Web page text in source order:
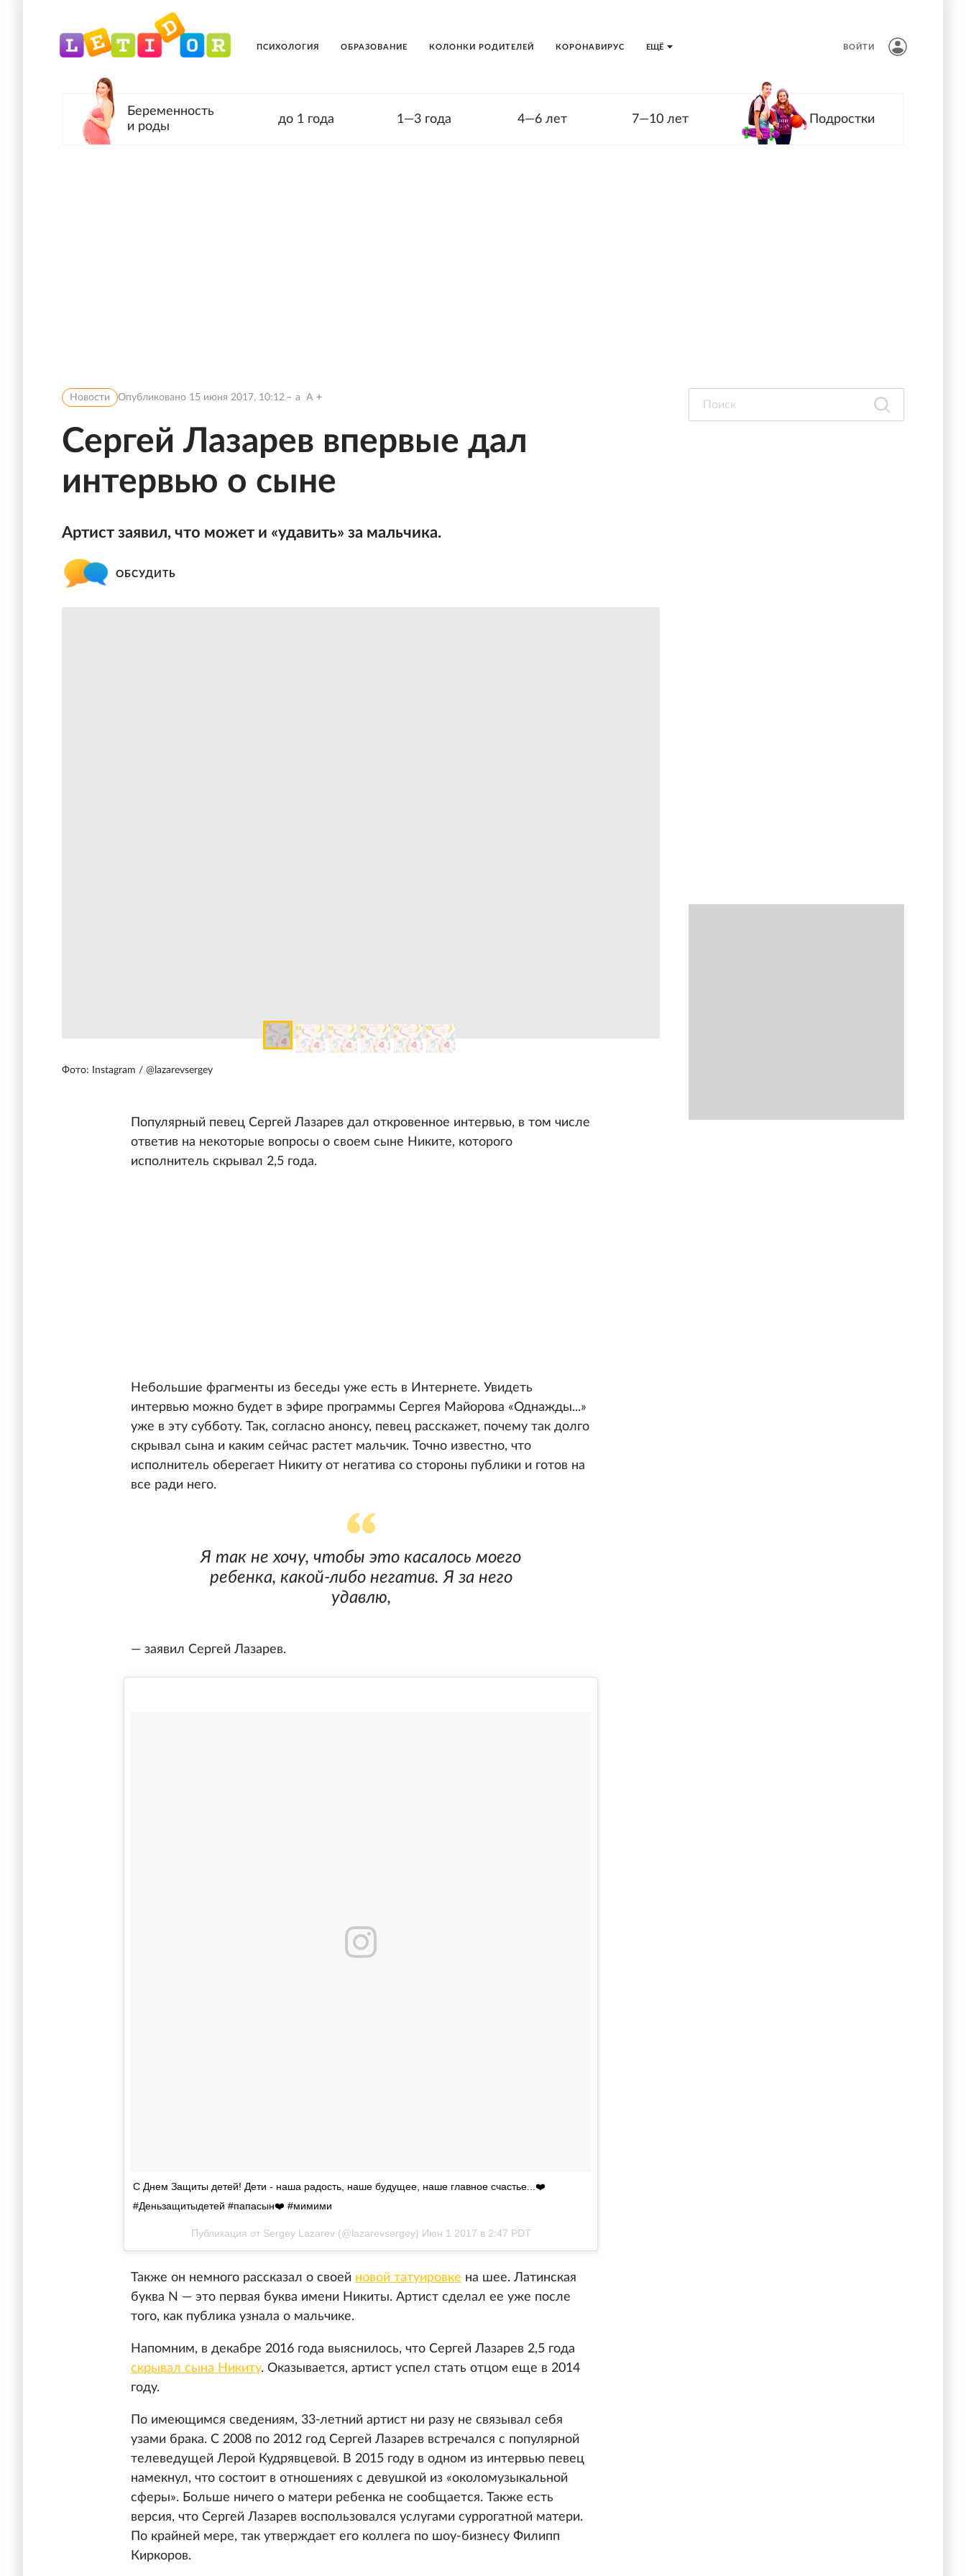
ЕЩЁ
ПСИХОЛОГИЯ ОБРАЗОВАНИЕ КОЛОНКИ РОДИТЕЛЕЙ КОРОНАВИРУС ВОЙТИ
Беременность
и роды
до 1 года 1—3 года 4—6 лет 7—10 лет Подростки
Новости Опубликовано 15 июня 2017, 10:12 a A
Сергей Лазарев впервые дал
интервью о сыне
Артист заявил, что может и «удавить» за мальчика.
ОБСУДИТЬ
Фото: Instagram / @lazarevsergey
Популярный певец Сергей Лазарев дал откровенное интервью, в том числе
ответив на некоторые вопросы о своем сыне Никите, которого
исполнитель скрывал 2,5 года.
Небольшие фрагменты из беседы уже есть в Интернете. Увидеть
интервью можно будет в эфире программы Сергея Майорова «Однажды...»
уже в эту субботу. Так, согласно анонсу, певец расскажет, почему так долго
скрывал сына и каким сейчас растет мальчик. Точно известно, что
исполнитель оберегает Никиту от негатива со стороны публики и готов на
все ради него.
Я так не хочу, чтобы это касалось моего
ребенка, какой-либо негатив. Я за него
удавлю,
— заявил Сергей Лазарев.
С Днем Защиты детей! Дети - наша радость, наше будущее, наше главное счастье...❤️
#Деньзащитыдетей #папасын❤️ #мимими
Публикация от Sergey Lazarev (@lazarevsergey) Июн 1 2017 в 2:47 PDT
Также он немного рассказал о своей новой татуировке на шее. Латинская
буква N — это первая буква имени Никиты. Артист сделал ее уже после
того, как публика узнала о мальчике.
Напомним, в декабре 2016 года выяснилось, что Сергей Лазарев 2,5 года
скрывал сына Никиту. Оказывается, артист успел стать отцом еще в 2014
году.
По имеющимся сведениям, 33-летний артист ни разу не связывал себя
узами брака. С 2008 по 2012 год Сергей Лазарев встречался с популярной
телеведущей Лерой Кудрявцевой. В 2015 году в одном из интервью певец
намекнул, что состоит в отношениях с девушкой из «околомузыкальной
сферы». Больше ничего о матери ребенка не сообщается. Также есть
версия, что Сергей Лазарев воспользовался услугами суррогатной матери.
По крайней мере, так утверждает его коллега по шоу-бизнесу Филипп
Киркоров.